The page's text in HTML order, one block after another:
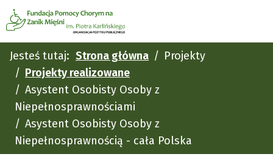
Jesteś tutaj: Strona główna
Projekty
Projekty realizowane
Asystent Osobisty Osoby z
Niepełnosprawnościami
Asystent Osobisty Osoby z
Niepełnosprawnością - cała Polska